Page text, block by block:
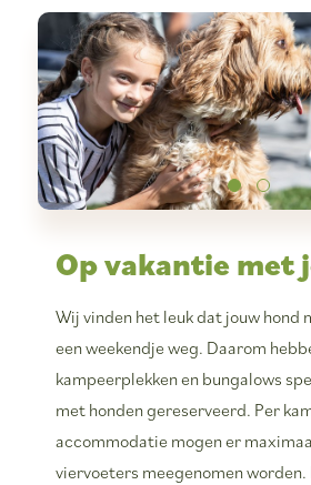
Op vakantie met
Wij vinden het leuk dat jouw hond
een weekendje weg. Daarom
kampeerplekken en bungalows
met honden gereserveerd. Per
accommodatie mogen er
viervoeters meegenomen worden.